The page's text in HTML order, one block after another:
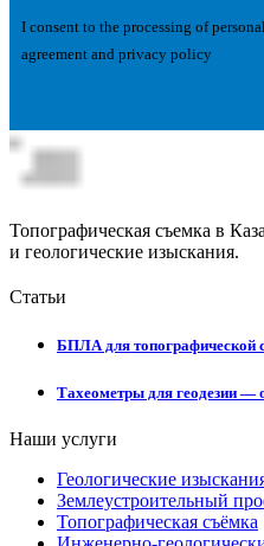
I consent to the processing of
agreement and privacy policy
Топографическая съемка в
и геологические изыскания.
Статьи
БПЛА для топографической
Тахеометры для геодезии —
Наши услуги
Геологические
Землеустроительный
Топографическая съёмка